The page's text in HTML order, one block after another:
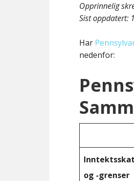
Opprinnelig
Sist oppdatert:
Har
nedenfor:
og -grenser